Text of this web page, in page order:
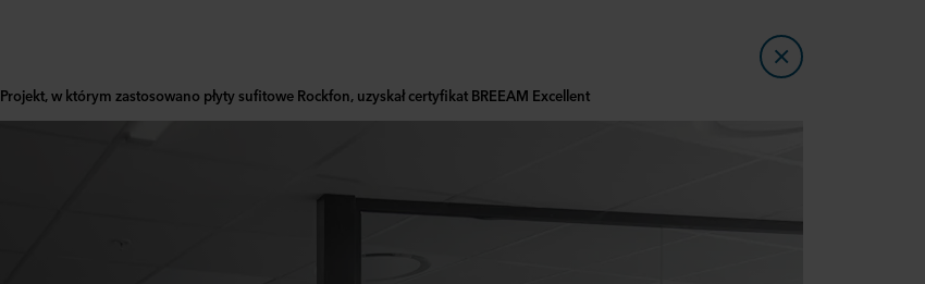
Projekt, w którym zastosowano płyty sufitowe Rockfon, uzyskał certyfikat BREEAM Excellent